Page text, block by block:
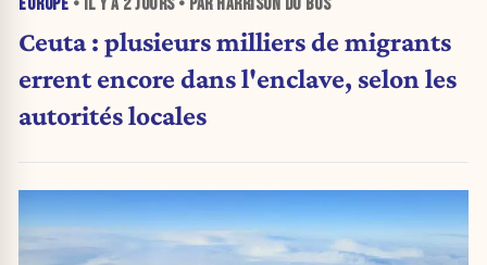
Ceuta : plusieurs milliers de migrants
errent encore dans l'enclave, selon les
autorités locales